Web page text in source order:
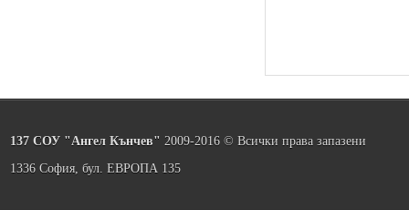
137 СОУ "Ангел Кънчев" 2009-2016 © Всички права запазени
1336 София, бул. ЕВРОПА 135